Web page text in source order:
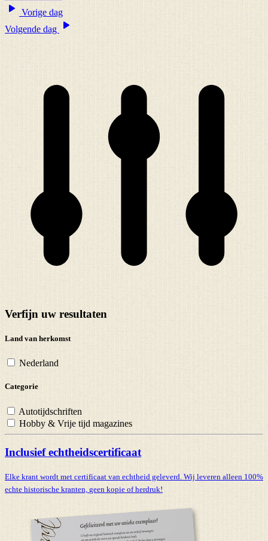
Vorige dag
Volgende dag
Verfijn uw resultaten
Land van herkomst
Nederland
Categorie
Autotijdschriften
Hobby & Vrije tijd magazines
Inclusief echtheidscertificaat
Elke krant wordt met certificaat van echtheid geleverd. Wij leveren alleen 100%
echte historische kranten, geen kopie of herdruk!